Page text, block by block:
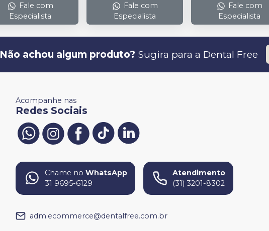
Fale com
Especialista
Fale com
Especialista
Fale com
Especialista
Não achou algum produto? Sugira para a Dental Free
Acompanhe nas
Redes Sociais
Chame no WhatsApp
31 9695-6129
Atendimento
(31) 3201-8302
adm.ecommerce@dentalfree.com.br